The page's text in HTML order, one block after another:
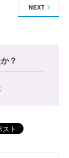
NEXT
？
スト